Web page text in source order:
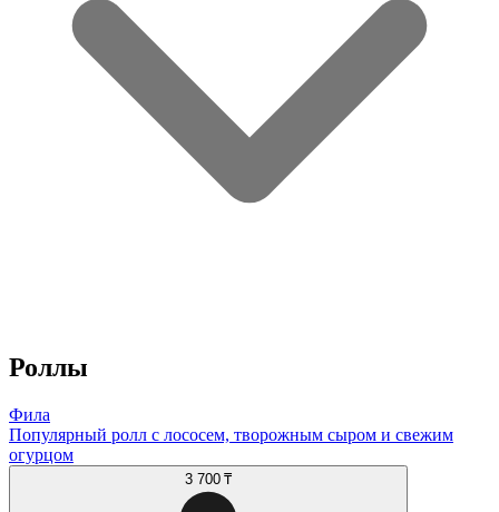
Роллы
Фила
Популярный ролл с лососем, творожным сыром и свежим
огурцом
3 700 ₸